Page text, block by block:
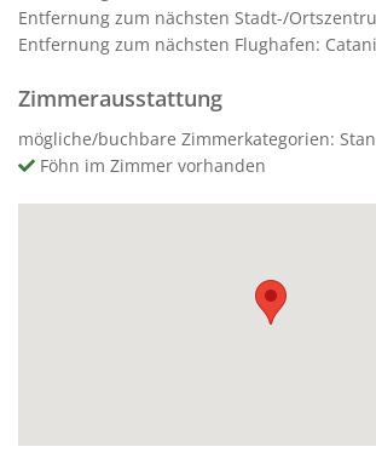
Entfernung zum nächsten Stadt-/
Entfernung zum nächsten Flughafen:
Zimmerausstattung
mögliche/buchbare Zimmerkategorien:
Föhn im Zimmer vorhanden